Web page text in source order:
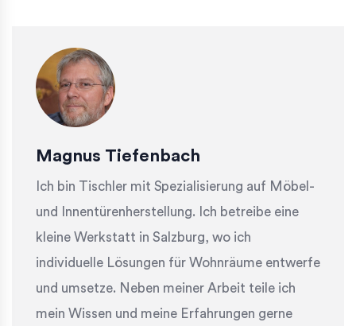
Magnus Tiefenbach
Ich bin Tischler mit Spezialisierung auf Möbel-
und Innentürenherstellung. Ich betreibe eine
kleine Werkstatt in Salzburg, wo ich
individuelle Lösungen für Wohnräume entwerfe
und umsetze. Neben meiner Arbeit teile ich
mein Wissen und meine Erfahrungen gerne